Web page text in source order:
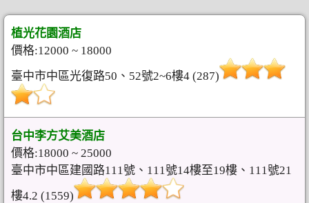
植光花園酒店
價格:12000 ~ 18000
臺中市中區光復路50、52號2~6樓4 (287)
台中李方艾美酒店
價格:18000 ~ 25000
臺中市中區建國路111號、111號14樓至19樓、111號21
樓4.2 (1559)